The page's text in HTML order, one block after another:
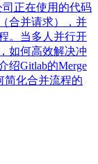
正在使用的代码
合并请求），并
。当多人并行开
如何高效解决冲
绍Gitlab的Merge
简化合并流程的